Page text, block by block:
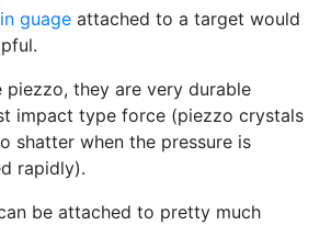
guage attached to a target would
piezzo, they are very durable
impact type force (piezzo crystals
shatter when the pressure is
rapidly).
be attached to pretty much